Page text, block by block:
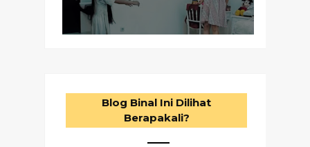
Blog Binal Ini Dilihat
Berapakali?